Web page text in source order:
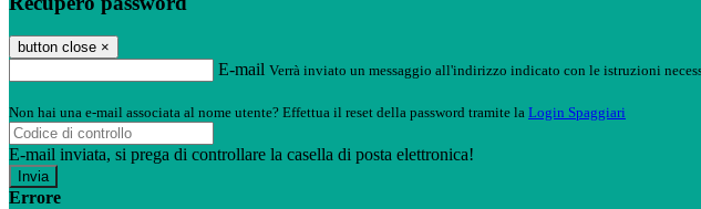
button close ×
E-mail Verrà inviato un messaggio all'indirizzo indicato con le istruzioni
Non hai una e-mail associata al nome utente? Effettua il reset della password tramite la Login Spaggiari
E-mail inviata, si prega di controllare la casella di posta elettronica!
Errore